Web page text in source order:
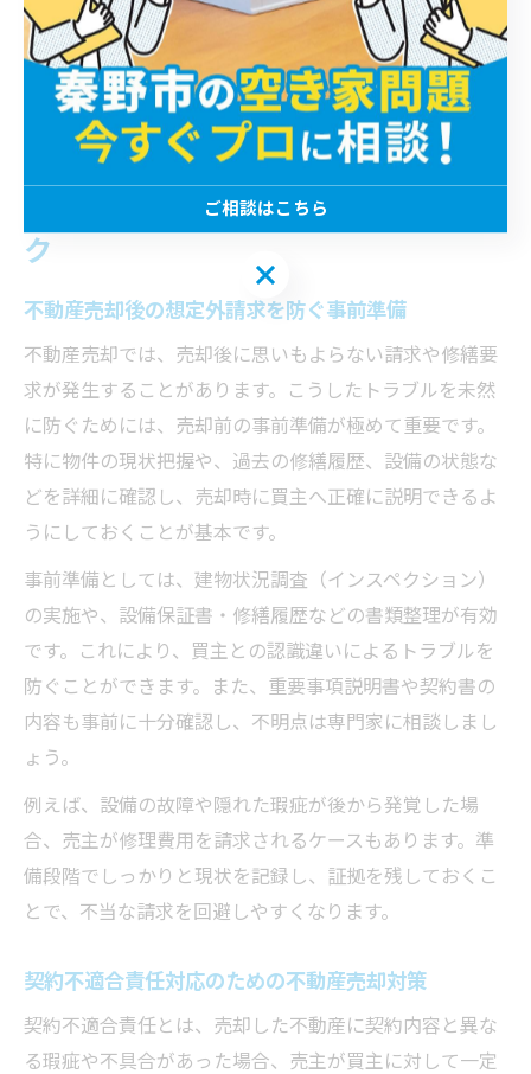
る確認、事前相談の徹底が挙げられます。リスクを感じ
た時には「不動産売却トラブル相談」窓口の活用も検討
し、不安解消に努めましょう。
事前対策で避ける不動産売却後のリス
ク
不動産売却後の想定外請求を防ぐ事前準備
不動産売却では、売却後に思いもよらない請求や修繕要
求が発生することがあります。こうしたトラブルを未然
に防ぐためには、売却前の事前準備が極めて重要です。
特に物件の現状把握や、過去の修繕履歴、設備の状態な
どを詳細に確認し、売却時に買主へ正確に説明できるよ
うにしておくことが基本です。
事前準備としては、建物状況調査（インスペクション）
の実施や、設備保証書・修繕履歴などの書類整理が有効
です。これにより、買主との認識違いによるトラブルを
防ぐことができます。また、重要事項説明書や契約書の
内容も事前に十分確認し、不明点は専門家に相談しまし
ょう。
例えば、設備の故障や隠れた瑕疵が後から発覚した場
合、売主が修理費用を請求されるケースもあります。準
備段階でしっかりと現状を記録し、証拠を残しておくこ
とで、不当な請求を回避しやすくなります。
契約不適合責任対応のための不動産売却対策
契約不適合責任とは、売却した不動産に契約内容と異な
る瑕疵や不具合があった場合、売主が買主に対して一定
ご相談はこちら
ご相談はこちら